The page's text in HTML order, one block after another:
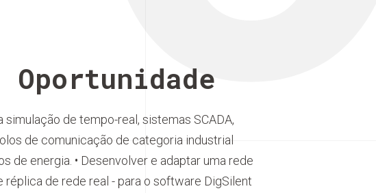
de tempo-real, sistemas SCADA,
de comunicação de categoria industrial
de energia. • Desenvolver e adaptar uma rede
de rede real - para o software DigSilent